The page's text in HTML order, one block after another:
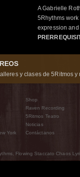
A Gabrielle
5Rhythms
expression
y clases de 5Ritmos y
York
Shop
Raven Recording
5Ritmos Teatro
Noticias
Contáctanos
Flowing Staccato Chaos